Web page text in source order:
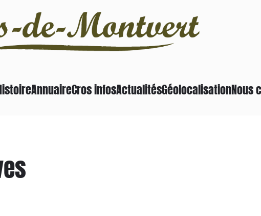
AnnuaireCros infosActualitésGéolocalisationNous